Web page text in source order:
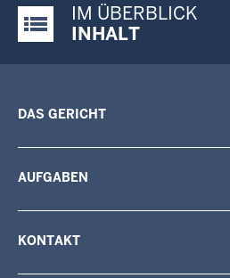
Justiz-Portal im Überblick:
IM ÜBERBLICK
INHALT
DAS GERICHT
AUFGABEN
KONTAKT